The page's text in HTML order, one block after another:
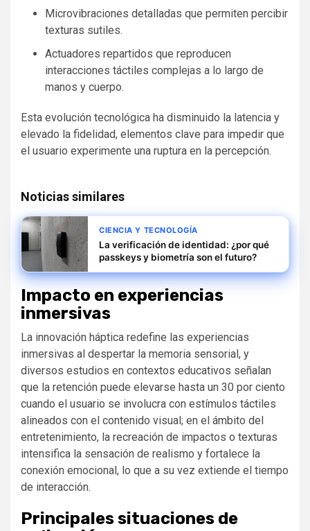
Microvibraciones detalladas que permiten percibir
texturas sutiles.
Actuadores repartidos que reproducen
interacciones táctiles complejas a lo largo de
manos y cuerpo.
Esta evolución tecnológica ha disminuido la latencia y
elevado la fidelidad, elementos clave para impedir que
el usuario experimente una ruptura en la percepción.
Noticias similares
CIENCIA Y TECNOLOGÍA
La verificación de identidad: ¿por qué
passkeys y biometría son el futuro?
Impacto en experiencias
inmersivas
La innovación háptica redefine las experiencias
inmersivas al despertar la memoria sensorial, y
diversos estudios en contextos educativos señalan
que la retención puede elevarse hasta un 30 por ciento
cuando el usuario se involucra con estímulos táctiles
alineados con el contenido visual; en el ámbito del
entretenimiento, la recreación de impactos o texturas
intensifica la sensación de realismo y fortalece la
conexión emocional, lo que a su vez extiende el tiempo
de interacción.
Principales situaciones de